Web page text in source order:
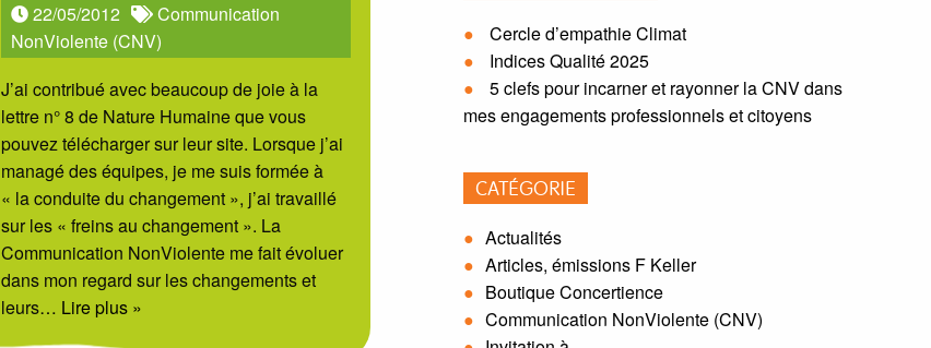
22/05/2012
Communication
NonViolente (CNV)
J’ai contribué avec beaucoup de joie à la
lettre n° 8 de Nature Humaine que vous
pouvez télécharger sur leur site. Lorsque j’ai
managé des équipes, je me suis formée à
« la conduite du changement », j’ai travaillé
sur les « freins au changement ». La
Communication NonViolente me fait évoluer
dans mon regard sur les changements et
leurs… Lire plus »
Cercle d’empathie Climat
Indices Qualité 2025
5 clefs pour incarner et rayonner la CNV dans
mes engagements professionnels et citoyens
CATÉGORIE
Actualités
Articles, émissions F Keller
Boutique Concertience
Communication NonViolente (CNV)